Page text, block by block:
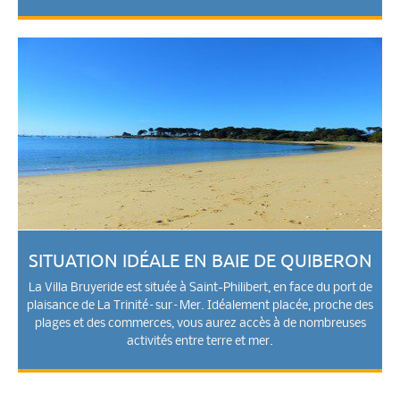
SITUATION IDÉALE EN BAIE DE QUIBERON
La Villa Bruyeride est située à Saint-Philibert, en face du port de
plaisance de La Trinité–sur–Mer. Idéalement placée, proche des
plages et des commerces, vous aurez accès à de nombreuses
activités entre terre et mer.